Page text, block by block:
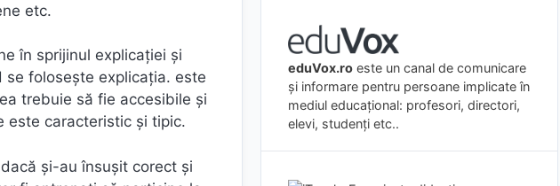
etc.
în sprijinul explicaţiei şi
se foloseşte explicaţia. este
trebuie să fie accesibile şi
este caracteristic şi tipic.
şi-au însuşit corect şi
eduVox.ro este un canal de comunicare
și informare pentru persoane implicate în
mediul educațional: profesori, directori,
elevi, studenți etc..